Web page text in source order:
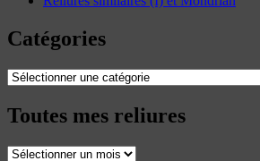
Catégories
Catégories
Toutes mes reliures
Toutes